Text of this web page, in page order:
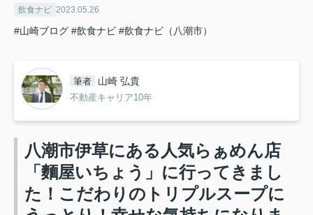
飲食ナビ 2023.05.26
#山崎ブログ #飲食ナビ #飲食ナビ（八潮市）
筆者 山崎 弘貴
不動産キャリア10年
八潮市伊草にある人気らぁめん店
「麵屋いちょう」に行ってきまし
た！こだわりのトリプルスープに